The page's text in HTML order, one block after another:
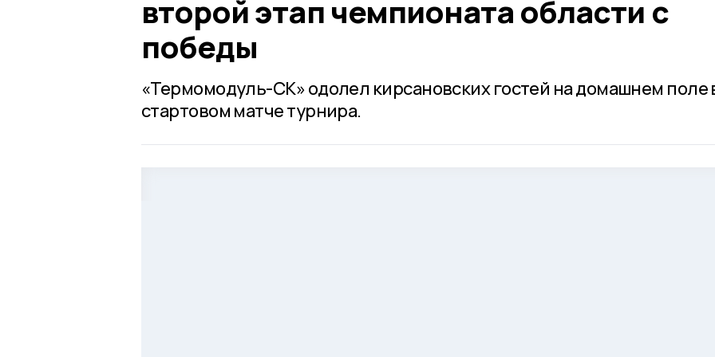
второй этап чемпионата области с
победы
«Термомодуль-СК» одолел кирсановских гостей на домашнем поле
стартовом матче турнира.